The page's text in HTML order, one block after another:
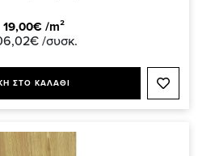
19,00€ /m²
/συσκ.
ΣΤΟ ΚΑΛΑΘΙ